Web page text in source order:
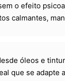
o efeito
calmantes,
óleos e
que se adapte